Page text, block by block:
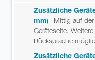
Zusätzliche
mm) | Mittig auf
Geräteseite.
Rücksprache
Zusätzliche